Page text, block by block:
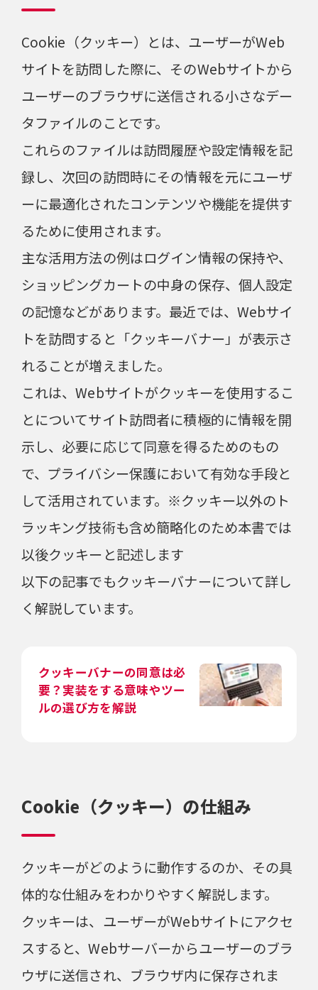
Cookie（クッキー）とは、ユーザーがWeb
サイトを訪問した際に、そのWebサイトから
ユーザーのブラウザに送信される小さなデー
タファイルのことです。
これらのファイルは訪問履歴や設定情報を記
録し、次回の訪問時にその情報を元にユーザ
ーに最適化されたコンテンツや機能を提供す
るために使用されます。
主な活用方法の例はログイン情報の保持や、
ショッピングカートの中身の保存、個人設定
の記憶などがあります。最近では、Webサイ
トを訪問すると「クッキーバナー」が表示さ
れることが増えました。
これは、Webサイトがクッキーを使用するこ
とについてサイト訪問者に積極的に情報を開
示し、必要に応じて同意を得るためのもの
で、プライバシー保護において有効な手段と
して活用されています。※クッキー以外のト
ラッキング技術も含め簡略化のため本書では
以後クッキーと記述します
以下の記事でもクッキーバナーについて詳し
く解説しています。
クッキーバナーの同意は必
要？実装をする意味やツー
ルの選び方を解説
Cookie（クッキー）の仕組み
クッキーがどのように動作するのか、その具
体的な仕組みをわかりやすく解説します。
クッキーは、ユーザーがWebサイトにアクセ
スすると、Webサーバーからユーザーのブラ
ウザに送信され、ブラウザ内に保存されま